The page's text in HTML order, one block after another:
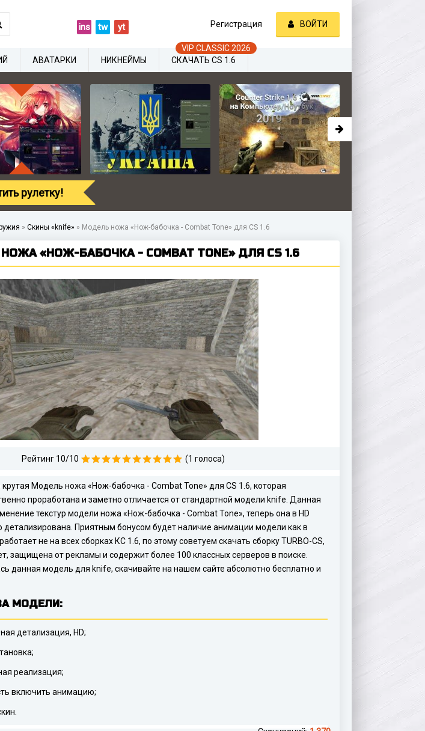
» Скины «knife» » Модель ножа «Нож-бабочка - Combat Tone» для CS 1.6
«НОЖ-БАБОЧКА - COMBAT TONE» ДЛЯ CS 1.6
Рейтинг 10/10 (1 голоса)
Модель ножа «Нож-бабочка - Combat Tone» для CS 1.6, которая
проработана и заметно отличается от стандартной модели knife. Данная
текстур модели ножа «Нож-бабочка - Combat Tone», теперь она в HD
детализирована. Приятным бонусом будет наличие анимации модели как в
не на всех сборках КС 1.6, по этому советуем скачать сборку TURBO-CS,
защищена от рекламы и содержит более 100 классных серверов в поиске.
данная модель для knife, скачивайте на нашем сайте абсолютно бесплатно и
МОДЕЛИ:
детализация, HD;
реализация;
включить анимацию;
ins tw yt Регистрация ВОЙТИ
АВАТАРКИ НИКНЕЙМЫ СКАЧАТЬ CS 1.6
рулетку!